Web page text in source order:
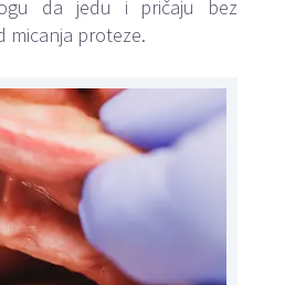
da jedu i pričaju bez
micanja proteze.